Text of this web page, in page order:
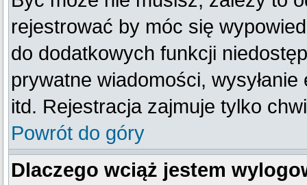
rejestrować by móc się
do dodatkowych funkcji
prywatne wiadomości,
itd. Rejestracja zajmuje tylko
Powrót do góry
Dlaczego wciąż jestem